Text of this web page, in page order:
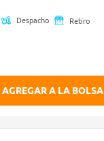
Despacho Retiro
AGREGAR A LA BOLSA